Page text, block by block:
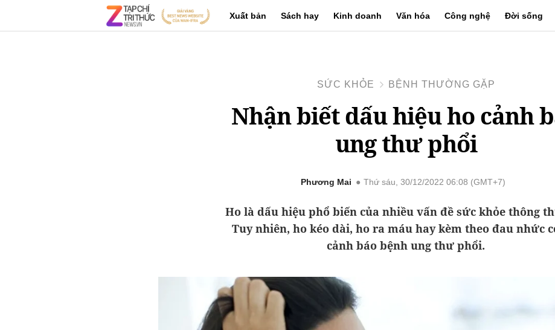
Xuất bản Sách hay Kinh doanh Văn hóa Công nghệ Đời sống
SỨC KHỎE BỆNH THƯỜNG GẶP
Nhận biết dấu hiệu ho cảnh
ung thư phổi
Phương Mai Thứ sáu, 30/12/2022 06:08 (GMT+7)
Ho là dấu hiệu phổ biến của nhiều vấn đề sức khỏe thông
Tuy nhiên, ho kéo dài, ho ra máu hay kèm theo đau nhức
cảnh báo bệnh ung thư phổi.